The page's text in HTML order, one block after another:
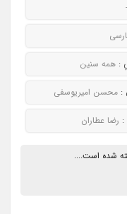
-
: همه سنین
: محسن امیریوسفی
: رضا عطاران
شده است....